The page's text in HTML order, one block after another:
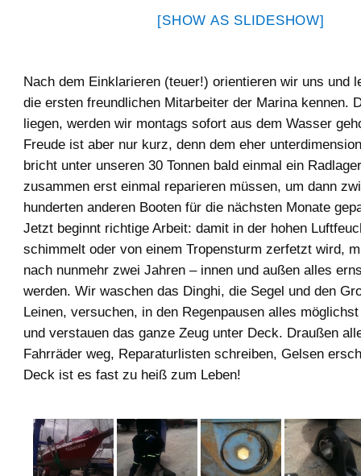
[SHOW AS SLIDESHOW]
Nach dem Einklarieren (teuer!) orientieren wir uns und
die ersten freundlichen Mitarbeiter der Marina kennen.
liegen, werden wir montags sofort aus dem Wasser
Freude ist aber nur kurz, denn dem eher
bricht unter unseren 30 Tonnen bald einmal ein
zusammen erst einmal reparieren müssen, um dann
hunderten anderen Booten für die nächsten Monate
Jetzt beginnt richtige Arbeit: damit in der hohen
schimmelt oder von einem Tropensturm zerfetzt wird,
nach nunmehr zwei Jahren – innen und außen alles
werden. Wir waschen das Dinghi, die Segel und den
Leinen, versuchen, in den Regenpausen alles
und verstauen das ganze Zeug unter Deck. Draußen
Fahrräder weg, Reparaturlisten schreiben, Gelsen
Deck ist es fast zu heiß zum Leben!